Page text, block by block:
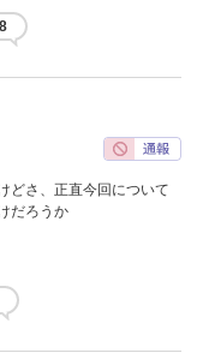
どさ、正直今回について
だろうか